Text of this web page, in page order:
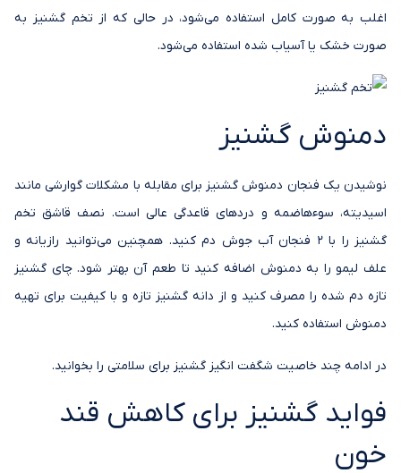
اغلب به صورت کامل استفاده می‌شود، در حالی که از تخم گشنیز به
صورت خشک یا آسیاب شده استفاده می‌شود.
دمنوش گشنیز
نوشیدن یک فنجان دمنوش گشنیز برای مقابله با مشکلات گوارشی مانند
اسیدیته، سوءهاضمه و دردهای قاعدگی عالی است. نصف قاشق تخم
گشنیز را با 2 فنجان آب جوش دم کنید. همچنین می‌توانید رازیانه و
علف لیمو را به دمنوش اضافه کنید تا طعم آن بهتر شود. چای گشنیز
تازه دم شده را مصرف کنید و از دانه گشنیز تازه و با کیفیت برای تهیه
دمنوش استفاده کنید.
در ادامه چند خاصیت شگفت انگیز گشنیز برای سلامتی را بخوانید.
فواید گشنیز برای کاهش قند
خون